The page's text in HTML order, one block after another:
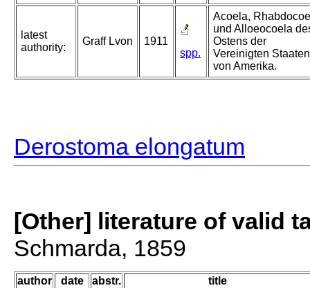
latest
authority:
Graff Lvon
1911
spp.
Acoela,
und Alloeocoela
Ostens der
Vereinigten Staaten
von Amerika.
Derostoma elongatum
[Other] literature of valid
Schmarda, 1859
author date abstr. title